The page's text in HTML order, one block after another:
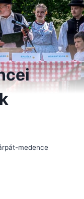
medence